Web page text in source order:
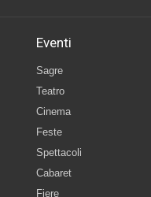
Eventi
Sagre
Teatro
Cinema
Feste
Spettacoli
Cabaret
Fiere